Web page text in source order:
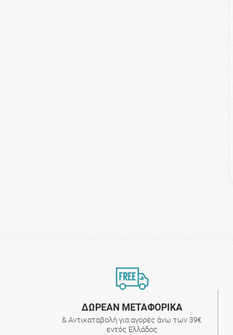
ΔΩΡΕΑΝ ΜΕΤΑΦΟΡΙΚΑ
& Αντικαταβολή για αγορές άνω των 39€
εντός Ελλάδος